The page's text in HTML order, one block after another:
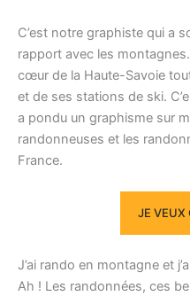
C’est notre graphiste qui a
rapport avec les
cœur de la Haute-Savoie
et de ses stations de ski.
a pondu un graphisme sur
randonneuses et les
France.
JE VEUX
J’ai rando en montagne et
Ah ! Les randonnées, ces